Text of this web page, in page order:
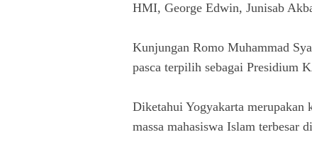
HMI, George Edwin, Junisab
Kunjungan Romo Muhammad
pasca terpilih sebagai Presidium
Diketahui Yogyakarta merupakan
massa mahasiswa Islam terbesar